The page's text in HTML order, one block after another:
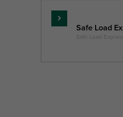
MehrSafe Load
Safe Load